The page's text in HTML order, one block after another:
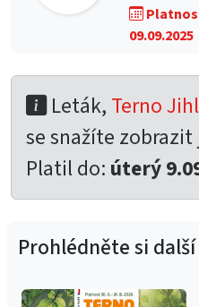
09.09.2025
Leták, Terno
se snažíte
Platil do: úterý
Prohlédněte si další